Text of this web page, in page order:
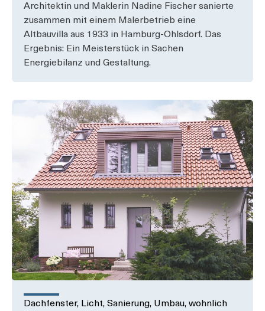
Architektin und Maklerin Nadine Fischer sanierte
zusammen mit einem Malerbetrieb eine
Altbauvilla aus 1933 in Hamburg-Ohlsdorf. Das
Ergebnis: Ein Meisterstück in Sachen
Energiebilanz und Gestaltung.
Dachfenster, Licht, Sanierung, Umbau, wohnlich